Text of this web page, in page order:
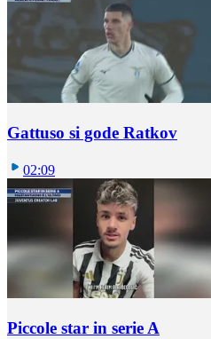
Gattuso si gode Ratkov
02:09
Piccole star in serie A